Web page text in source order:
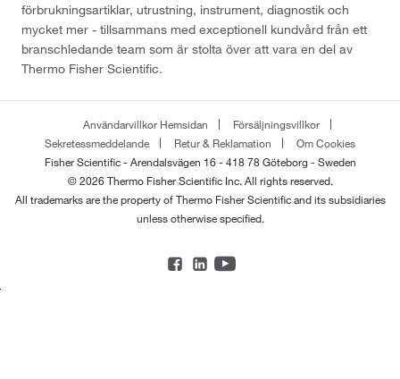
förbrukningsartiklar, utrustning, instrument, diagnostik och
mycket mer - tillsammans med exceptionell kundvård från ett
branschledande team som är stolta över att vara en del av
Thermo Fisher Scientific.
Användarvillkor Hemsidan
Försäljningsvillkor
Sekretessmeddelande
Retur & Reklamation
Om Cookies
Fisher Scientific - Arendalsvägen 16 - 418 78 Göteborg - Sweden
© 2026 Thermo Fisher Scientific Inc. All rights reserved.
All trademarks are the property of Thermo Fisher Scientific and its subsidiaries
unless otherwise specified.